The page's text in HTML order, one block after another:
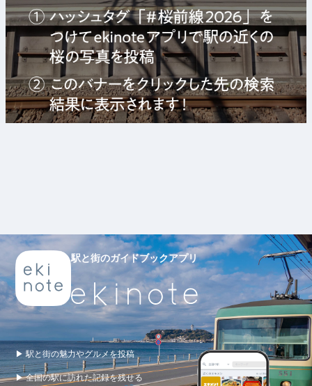
駅と街のガイドブックアプリ
▶ 駅と街の魅力やグルメを投稿
▶ 全国の駅に訪れた記録を残せる